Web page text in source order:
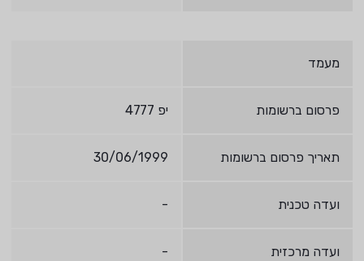
מעמד
פרסום ברשומות יפ 4777
תאריך פרסום ברשומות 30/06/1999
ועדה טכנית -
ועדה מרכזית -